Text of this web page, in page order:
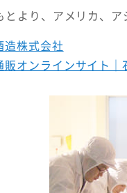
より、アメリカ、
造株式会社
オンラインサイト｜